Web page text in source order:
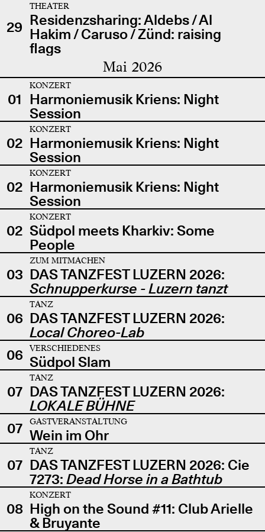
29
THEATER
Residenzsharing: Aldebs / Al
Hakim / Caruso / Zünd: raising
flags
Mai 2026
01
KONZERT
Harmoniemusik Kriens: Night
Session
02
KONZERT
Harmoniemusik Kriens: Night
Session
02
KONZERT
Harmoniemusik Kriens: Night
Session
02
KONZERT
Südpol meets Kharkiv: Some
People
03
ZUM MITMACHEN
DAS TANZFEST LUZERN 2026:
Schnupperkurse - Luzern tanzt
06
TANZ
DAS TANZFEST LUZERN 2026:
Local Choreo-Lab
06
VERSCHIEDENES
Südpol Slam
07
TANZ
DAS TANZFEST LUZERN 2026:
LOKALE BÜHNE
07
GASTVERANSTALTUNG
Wein im Ohr
07
TANZ
DAS TANZFEST LUZERN 2026: Cie
7273: Dead Horse in a Bathtub
08
KONZERT
High on the Sound #11: Club Arielle
& Bruyante